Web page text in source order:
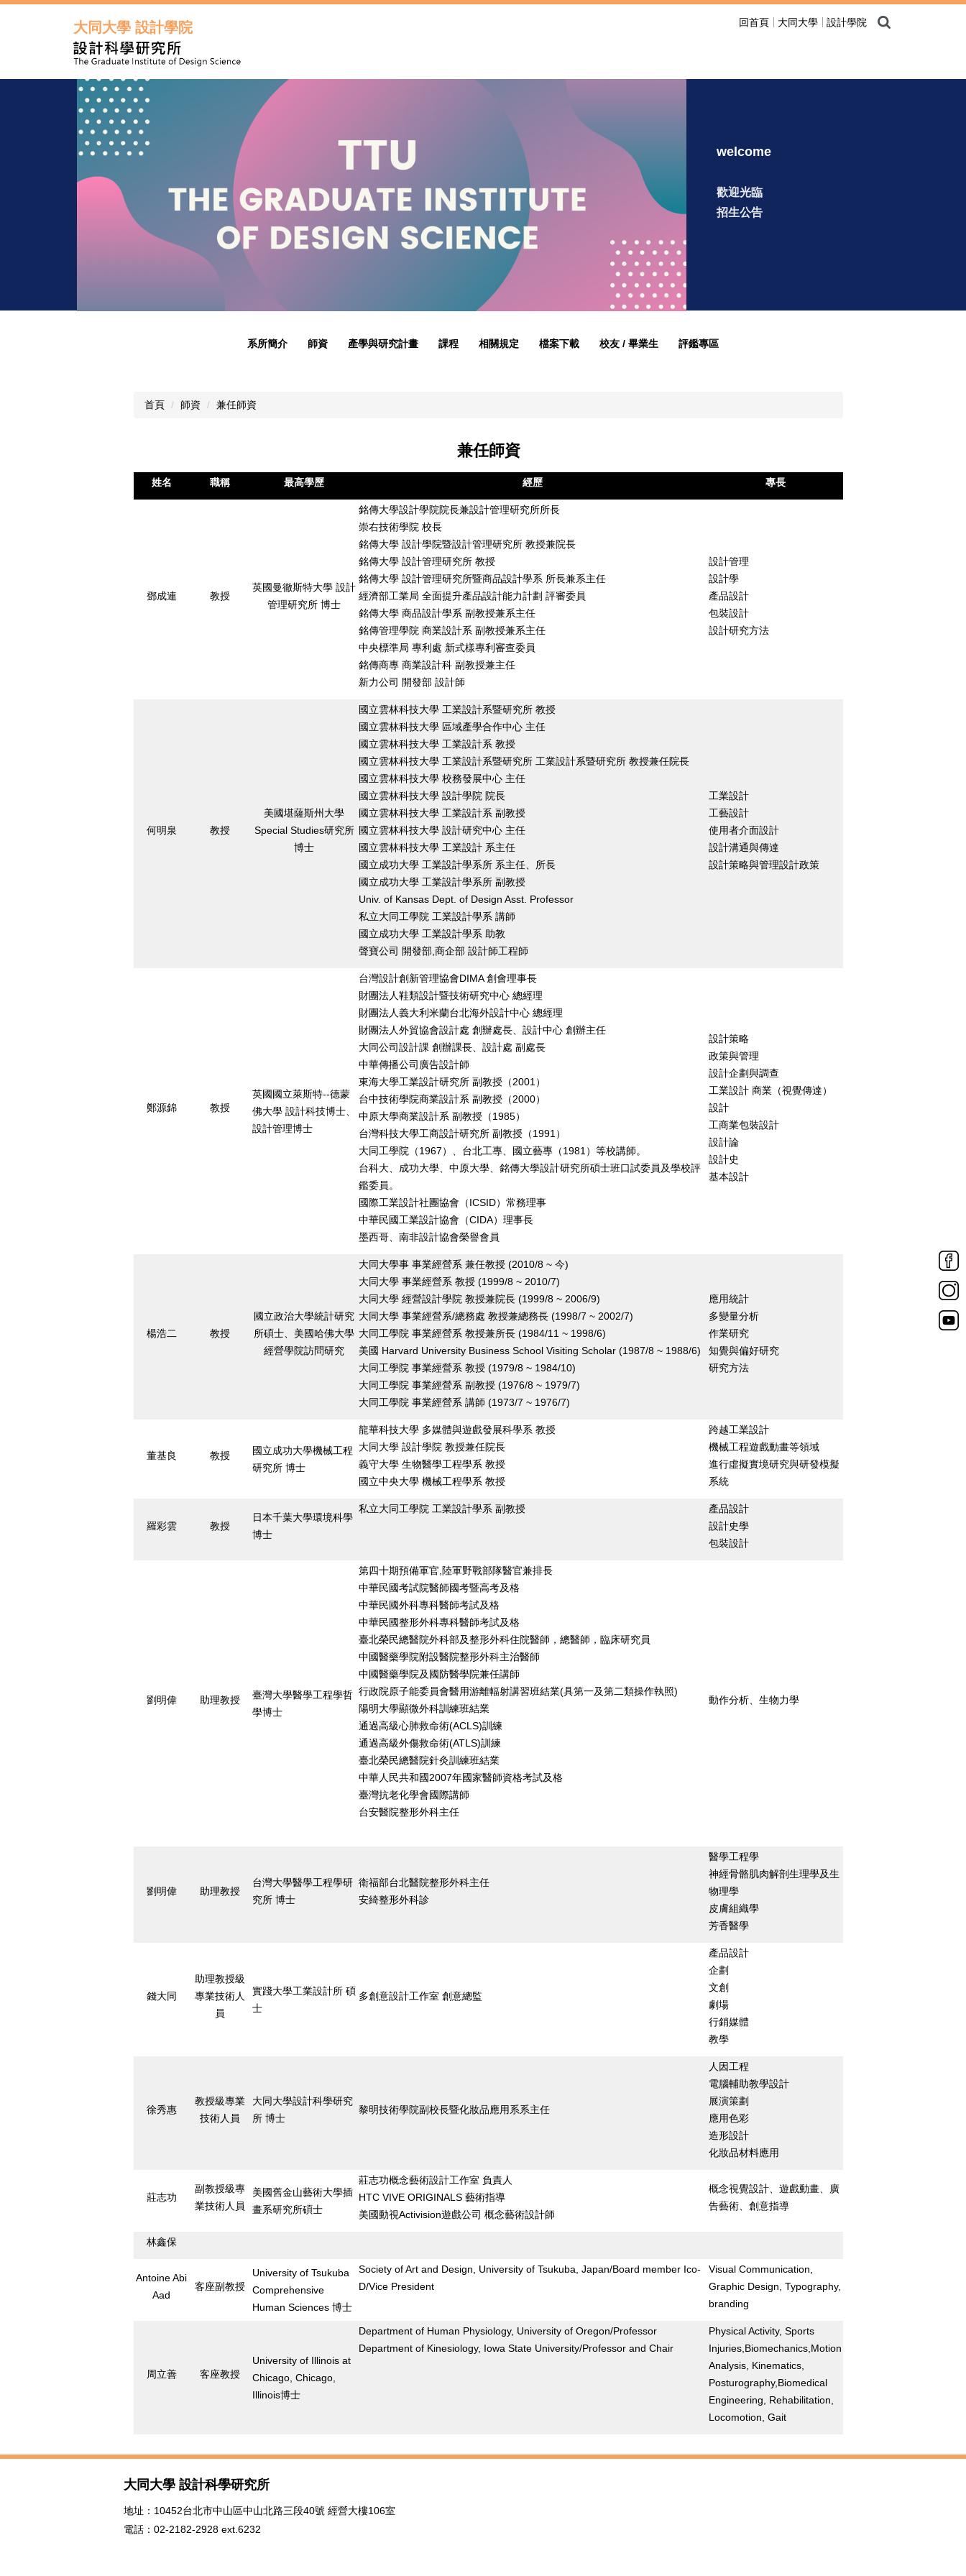
大同大學 設計學院 回首頁 大同大學 設計學院
welcome
歡迎光臨
招生公告
系所簡介 師資 產學與研究計畫 課程 相關規定 檔案下載 校友 / 畢業生 評鑑專區
首頁 師資 兼任師資
兼任師資
姓名 職稱 最高學歷 經歷 專長
鄧成連 教授
英國曼徹斯特大學 設計
管理研究所 博士
銘傳大學設計學院院長兼設計管理研究所所長
崇右技術學院 校長
銘傳大學 設計學院暨設計管理研究所 教授兼院長
銘傳大學 設計管理研究所 教授
銘傳大學 設計管理研究所暨商品設計學系 所長兼系主任
經濟部工業局 全面提升產品設計能力計劃 評審委員
銘傳大學 商品設計學系 副教授兼系主任
銘傳管理學院 商業設計系 副教授兼系主任
中央標準局 專利處 新式樣專利審查委員
銘傳商專 商業設計科 副教授兼主任
新力公司 開發部 設計師
設計管理
設計學
產品設計
包裝設計
設計研究方法
何明泉 教授
美國堪薩斯州大學
Special Studies研究所
博士
國立雲林科技大學 工業設計系暨研究所 教授
國立雲林科技大學 區域產學合作中心 主任
國立雲林科技大學 工業設計系 教授
國立雲林科技大學 工業設計系暨研究所 工業設計系暨研究所 教授兼任院長
國立雲林科技大學 校務發展中心 主任
國立雲林科技大學 設計學院 院長
國立雲林科技大學 工業設計系 副教授
國立雲林科技大學 設計研究中心 主任
國立雲林科技大學 工業設計 系主任
國立成功大學 工業設計學系所 系主任、所長
國立成功大學 工業設計學系所 副教授
Univ. of Kansas Dept. of Design Asst. Professor
私立大同工學院 工業設計學系 講師
國立成功大學 工業設計學系 助教
聲寶公司 開發部,商企部 設計師工程師
工業設計
工藝設計
使用者介面設計
設計溝通與傳達
設計策略與管理設計政策
鄭源錦 教授
英國國立萊斯特--德蒙
佛大學 設計科技博士、
設計管理博士
台灣設計創新管理協會DIMA 創會理事長
財團法人鞋類設計暨技術研究中心 總經理
財團法人義大利米蘭台北海外設計中心 總經理
財團法人外貿協會設計處 創辦處長、設計中心 創辦主任
大同公司設計課 創辦課長、設計處 副處長
中華傳播公司廣告設計師
東海大學工業設計研究所 副教授（2001）
台中技術學院商業設計系 副教授（2000）
中原大學商業設計系 副教授（1985）
台灣科技大學工商設計研究所 副教授（1991）
大同工學院（1967）、台北工專、國立藝專（1981）等校講師。
台科大、成功大學、中原大學、銘傳大學設計研究所碩士班口試委員及學校評
鑑委員。
國際工業設計社團協會（ICSID）常務理事
中華民國工業設計協會（CIDA）理事長
墨西哥、南非設計協會榮譽會員
設計策略
政策與管理
設計企劃與調查
工業設計 商業（視覺傳達）
設計
工商業包裝設計
設計論
設計史
基本設計
楊浩二 教授
國立政治大學統計研究
所碩士、美國哈佛大學
經營學院訪問研究
大同大學事 事業經營系 兼任教授 (2010/8 ~ 今)
大同大學 事業經營系 教授 (1999/8 ~ 2010/7)
大同大學 經營設計學院 教授兼院長 (1999/8 ~ 2006/9)
大同大學 事業經營系/總務處 教授兼總務長 (1998/7 ~ 2002/7)
大同工學院 事業經營系 教授兼所長 (1984/11 ~ 1998/6)
美國 Harvard University Business School Visiting Scholar (1987/8 ~ 1988/6)
大同工學院 事業經營系 教授 (1979/8 ~ 1984/10)
大同工學院 事業經營系 副教授 (1976/8 ~ 1979/7)
大同工學院 事業經營系 講師 (1973/7 ~ 1976/7)
應用統計
多變量分析
作業研究
知覺與偏好研究
研究方法
董基良 教授
國立成功大學機械工程
研究所 博士
龍華科技大學 多媒體與遊戲發展科學系 教授
大同大學 設計學院 教授兼任院長
義守大學 生物醫學工程學系 教授
國立中央大學 機械工程學系 教授
跨越工業設計
機械工程遊戲動畫等領域
進行虛擬實境研究與研發模擬
系統
羅彩雲 教授
日本千葉大學環境科學
博士
私立大同工學院 工業設計學系 副教授
產品設計
設計史學
包裝設計
劉明偉 助理教授
臺灣大學醫學工程學哲
學博士
第四十期預備軍官,陸軍野戰部隊醫官兼排長
中華民國考試院醫師國考暨高考及格
中華民國外科專科醫師考試及格
中華民國整形外科專科醫師考試及格
臺北榮民總醫院外科部及整形外科住院醫師，總醫師，臨床研究員
中國醫藥學院附設醫院整形外科主治醫師
中國醫藥學院及國防醫學院兼任講師
行政院原子能委員會醫用游離輻射講習班結業(具第一及第二類操作執照)
陽明大學顯微外科訓練班結業
通過高級心肺救命術(ACLS)訓練
通過高級外傷救命術(ATLS)訓練
臺北榮民總醫院針灸訓練班結業
中華人民共和國2007年國家醫師資格考試及格
臺灣抗老化學會國際講師
台安醫院整形外科主任
動作分析、生物力學
劉明偉 助理教授
台灣大學醫學工程學研
究所 博士
衛福部台北醫院整形外科主任
安綺整形外科診
醫學工程學
神經骨骼肌肉解剖生理學及生
物理學
皮膚組織學
芳香醫學
錢大同
助理教授級
專業技術人
員
實踐大學工業設計所 碩
士
多創意設計工作室 創意總監
產品設計
企劃
文創
劇場
行銷媒體
教學
徐秀惠
教授級專業
技術人員
大同大學設計科學研究
所 博士
黎明技術學院副校長暨化妝品應用系系主任
人因工程
電腦輔助教學設計
展演策劃
應用色彩
造形設計
化妝品材料應用
莊志功
副教授級專
業技術人員
美國舊金山藝術大學插
畫系研究所碩士
莊志功概念藝術設計工作室 負責人
HTC VIVE ORIGINALS 藝術指導
美國動視Activision遊戲公司 概念藝術設計師
概念視覺設計、遊戲動畫、廣
告藝術、創意指導
林鑫保
Antoine Abi
Aad
客座副教授
University of Tsukuba
Comprehensive
Human Sciences 博士
Society of Art and Design, University of Tsukuba, Japan/Board member Ico-
D/Vice President
Visual Communication,
Graphic Design, Typography,
branding
周立善 客座教授
University of Illinois at
Chicago, Chicago,
Illinois博士
Department of Human Physiology, University of Oregon/Professor
Department of Kinesiology, Iowa State University/Professor and Chair
Physical Activity, Sports
Injuries,Biomechanics,Motion
Analysis, Kinematics,
Posturography,Biomedical
Engineering, Rehabilitation,
Locomotion, Gait
大同大學 設計科學研究所
地址：10452台北市中山區中山北路三段40號 經營大樓106室
電話：02-2182-2928 ext.6232